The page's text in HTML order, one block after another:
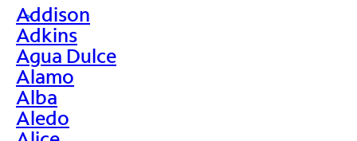
>
Addison
Adkins
Agua Dulce
Alamo
Alba
Aledo